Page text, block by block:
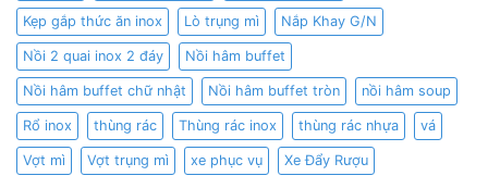
Kẹp gắp thức ăn inox Lò trụng mì Nắp Khay G/N
Nồi 2 quai inox 2 đáy Nồi hâm buffet
Nồi hâm buffet chữ nhật Nồi hâm buffet tròn nồi hâm soup
Rổ inox thùng rác Thùng rác inox thùng rác nhựa vá
Vợt mì Vợt trụng mì xe phục vụ Xe Đẩy Rượu